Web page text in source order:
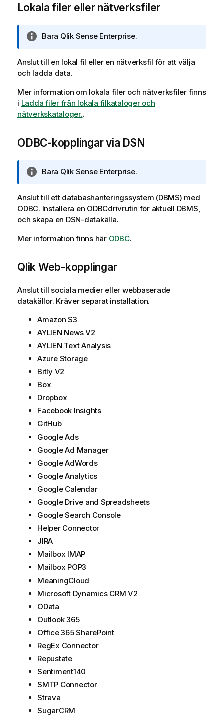
Lokala filer eller nätverksfiler
A
t
e
k
n
i
o
i
o
r
m
a
o
Bara Qlik Sense Enterprise.
Anslut till en lokal fil eller en nätverksfil för att välja
och ladda data.
Mer information om lokala filer och nätverksfiler finns
i Ladda filer från lokala filkataloger och
nätverkskataloger..
ODBC-kopplingar via DSN
A
t
e
k
n
g
m
i
o
r
m
a
t
o
n
Bara Qlik Sense Enterprise.
Anslut till ett databashanteringssystem (DBMS) med
ODBC. Installera en ODBCdrivrutin för aktuell DBMS,
och skapa en DSN-datakälla.
Mer information finns här ODBC.
Qlik Web-kopplingar
Anslut till sociala medier eller webbaserade
datakällor. Kräver separat installation.
Amazon S3
AYLIEN News V2
AYLIEN Text Analysis
Azure Storage
Bitly V2
Box
Dropbox
Facebook Insights
GitHub
Google Ads
Google Ad Manager
Google AdWords
Google Analytics
Google Calendar
Google Drive and Spreadsheets
Google Search Console
Helper Connector
JIRA
Mailbox IMAP
Mailbox POP3
MeaningCloud
Microsoft Dynamics CRM V2
OData
Outlook 365
Office 365 SharePoint
RegEx Connector
Repustate
Sentiment140
SMTP Connector
Strava
SugarCRM